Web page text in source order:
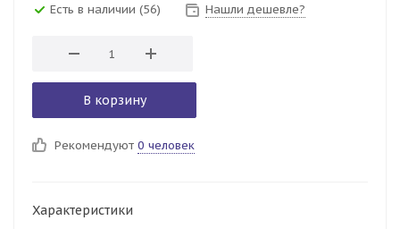
Есть в наличии (56) Нашли дешевле?
В корзину
Рекомендуют 0 человек
Характеристики